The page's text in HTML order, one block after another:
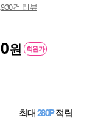
건 리뷰
원 회원가
최대280P적립